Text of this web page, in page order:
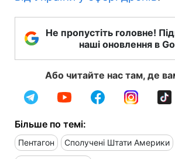
Не пропустіть головне!
наші оновлення в
Або читайте нас там, де
Більше по темі:
Пентагон Сполучені Штати Америки